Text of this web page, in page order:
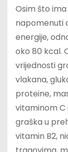
Osim što
napomenuti
energije,
oko 80 kcal.
vrijednosti
vlakana,
proteine,
vitaminom C
graška u
vitamin B2,